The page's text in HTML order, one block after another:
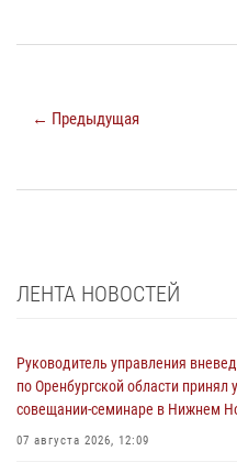
← Предыдущая
ЛЕНТА НОВОСТЕЙ
Руководитель управления
по Оренбургской области принял
совещании-семинаре в Нижнем
07 августа 2026, 12:09